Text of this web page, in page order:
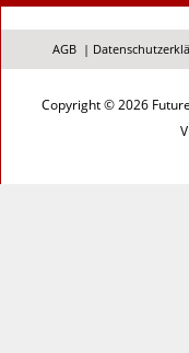
AGB |
Copyright © 2026